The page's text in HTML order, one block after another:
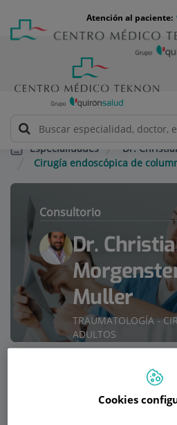
contenido
Menú
teléfono
cabecera
Atención al paciente:
Especialidades
Dr.
Cirugía endoscópica de
Consultorio
Dr.
Muller
TRAUMATOLOGÍA -
ADULTOS
ServiciosContacto
Pedir cita
Cookies